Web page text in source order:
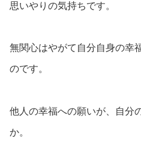
思いやりの気持ちです。
無関心はやがて自分自身の幸
のです。
他人の幸福への願いが、自分
か。